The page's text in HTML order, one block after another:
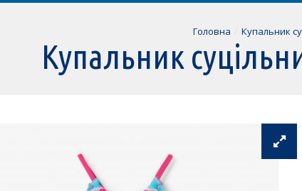
Головна Купальник
Купальник